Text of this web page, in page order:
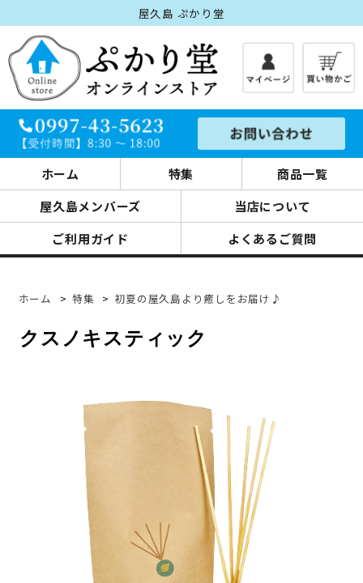
屋久島 ぷかり堂
ホーム 特集
商品一覧
屋久島メンバーズ
当店について
ご利用ガイド
よくあるご質問
ホーム > 特集 > 初夏の屋久島より癒しをお届け♪
クスノキスティック